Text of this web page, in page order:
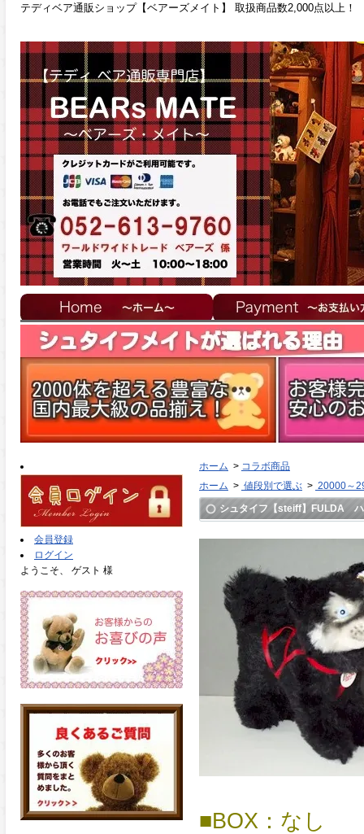
テディベア通販ショップ【ベアーズメイト】 取扱商品数2,000点以上！
会員登録
ログイン
ようこそ、 ゲスト 様
ホーム > コラボ商品
ホーム > 値段別で選ぶ > 20000～
シュタイフ【steiff】FULDA
■BOX：なし